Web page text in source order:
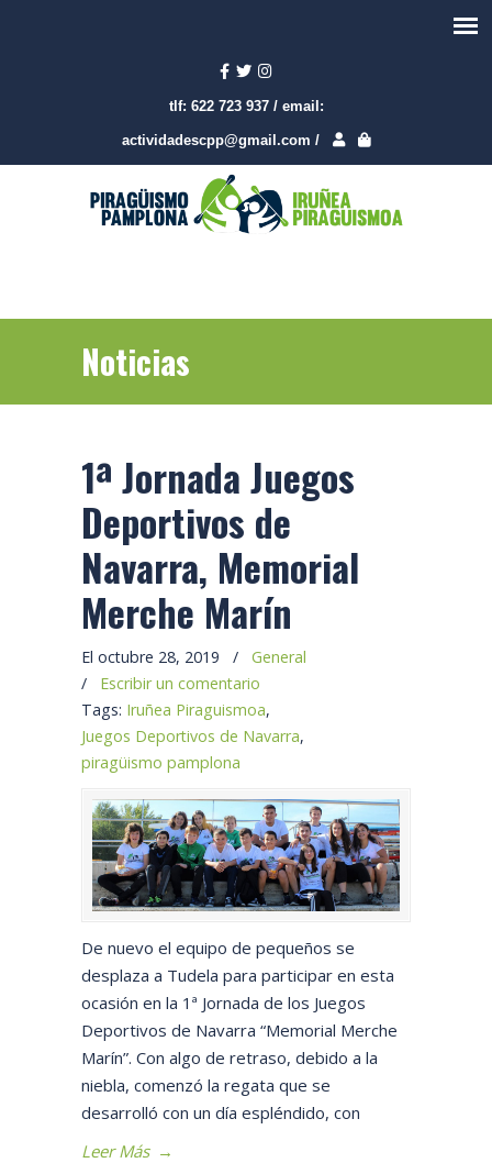
tlf: 622 723 937 / email:
actividadescpp@gmail.com /
Noticias
1ª Jornada Juegos
Deportivos de
Navarra, Memorial
Merche Marín
El octubre 28, 2019 /
General
/ Escribir un comentario
Tags: Iruñea Piraguismoa,
Juegos Deportivos de Navarra,
piragüismo pamplona
De nuevo el equipo de pequeños se
desplaza a Tudela para participar en esta
ocasión en la 1ª Jornada de los Juegos
Deportivos de Navarra “Memorial Merche
Marín”. Con algo de retraso, debido a la
niebla, comenzó la regata que se
desarrolló con un día espléndido, con
Leer Más →